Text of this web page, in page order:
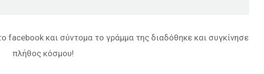
facebook και σύντομα το γράμμα της διαδόθηκε και συγκίνησε
πλήθος κόσμου!